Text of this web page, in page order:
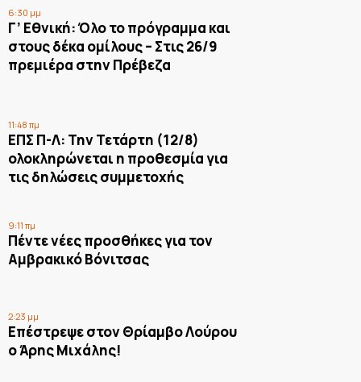
6:30 μμ
Γ’ Εθνική: Όλο το πρόγραμμα και
στους δέκα ομίλους – Στις 26/9
πρεμιέρα στην Πρέβεζα
11:48 πμ
ΕΠΣ Π-Λ: Την Τετάρτη (12/8)
ολοκληρώνεται η προθεσμία για
τις δηλώσεις συμμετοχής
9:11 πμ
Πέντε νέες προσθήκες για τον
Αμβρακικό Βόνιτσας
2:23 μμ
Επέστρεψε στον Θρίαμβο Λούρου
ο Άρης Μιχάλης!